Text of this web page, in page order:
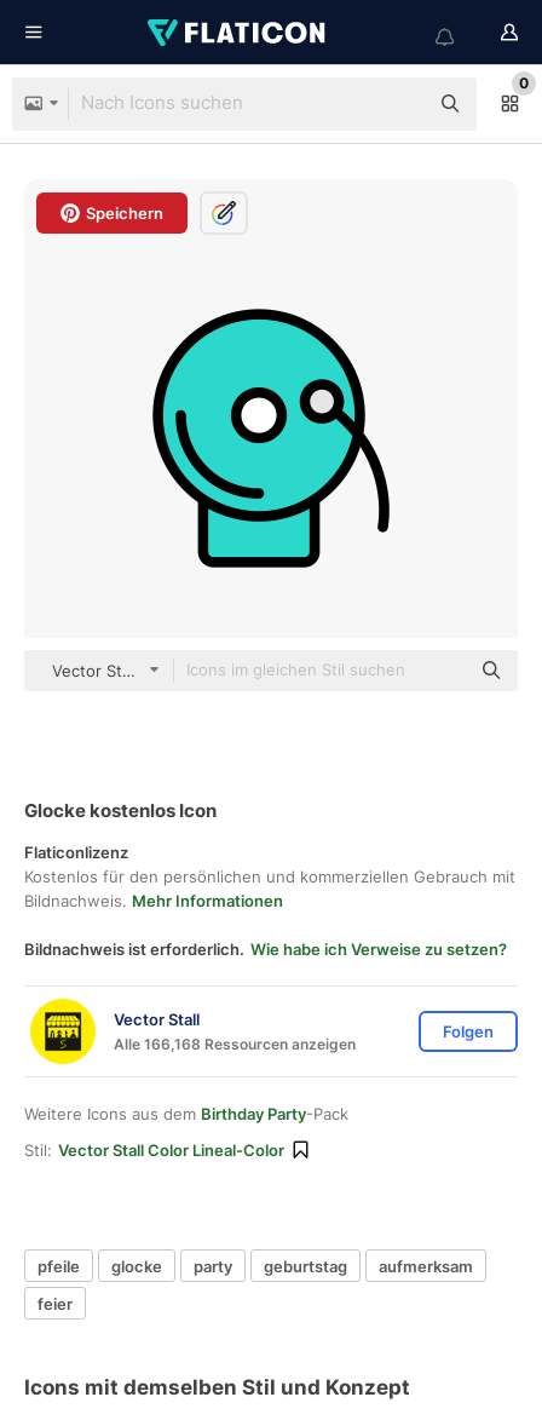
0
Speichern
Vector Stall color lineal-color
Glocke kostenlos Icon
Flaticonlizenz
Kostenlos für den persönlichen und kommerziellen Gebrauch mit
Bildnachweis. Mehr Informationen
Bildnachweis ist erforderlich. Wie habe ich Verweise zu setzen?
Vector Stall
Alle 166,168 Ressourcen anzeigen
Folgen
Weitere Icons aus dem Birthday Party-Pack
Stil: Vector Stall Color Lineal-Color
pfeile glocke party geburtstag
aufmerksam
feier
Icons mit demselben Stil und Konzept